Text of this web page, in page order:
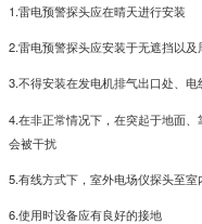
1.雷电预警探头应在晴天进行安装
2.雷电预警探头应安装于无遮挡以
3.不得安装在发电机排气出口处、
4.在非正常情况下，在突起于地面
会被干扰
5.有线方式下，室外电场仪探头至
6.使用时设备应有良好的接地